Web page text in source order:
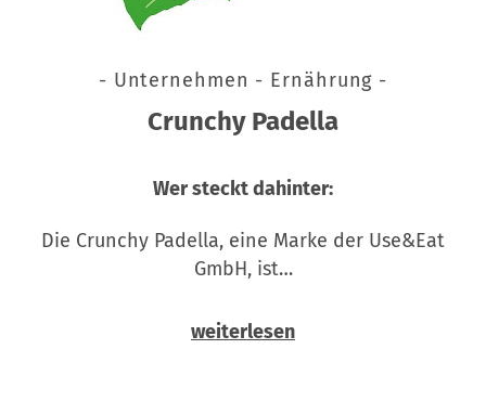
- Unternehmen - Ernährung -
Crunchy Padella
Wer steckt dahinter:
Die Crunchy Padella, eine Marke der Use&Eat
GmbH, ist…
weiterlesen